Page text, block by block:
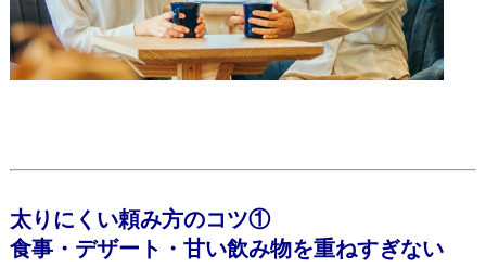
太りにくい頼み方のコツ①
食事・デザート・甘い飲み物を重ねすぎない